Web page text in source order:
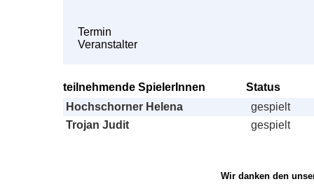
Termin
Veranstalter
teilnehmende SpielerInnen
Status
Hochschorner Helena
gespielt
Trojan Judit
gespielt
Wir danken den